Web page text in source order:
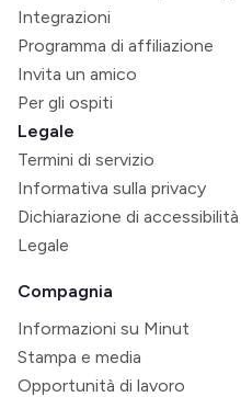
Integrazioni
Programma di affiliazione
Invita un amico
Per gli ospiti
Legale
Termini di servizio
Informativa sulla privacy
Dichiarazione di accessibilità
Legale
Compagnia
Informazioni su Minut
Stampa e media
Opportunità di lavoro